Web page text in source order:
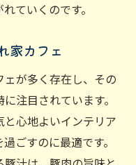
ていくのです。
家カフェ
が多く存在し、その
注目されています。
心地よいインテリア
ごすのに最適です。